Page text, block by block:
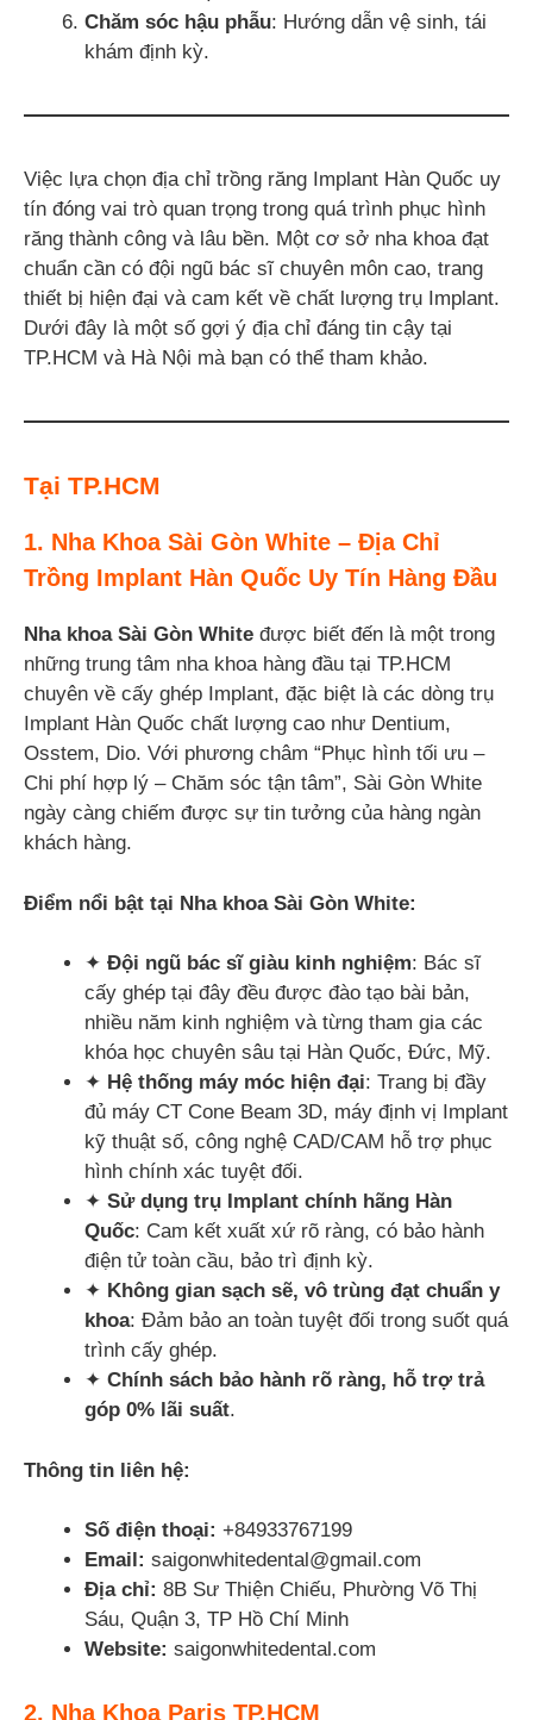
Chăm sóc hậu phẫu: Hướng dẫn vệ sinh, tái
khám định kỳ.
Việc lựa chọn địa chỉ trồng răng Implant Hàn Quốc uy
tín đóng vai trò quan trọng trong quá trình phục hình
răng thành công và lâu bền. Một cơ sở nha khoa đạt
chuẩn cần có đội ngũ bác sĩ chuyên môn cao, trang
thiết bị hiện đại và cam kết về chất lượng trụ Implant.
Dưới đây là một số gợi ý địa chỉ đáng tin cậy tại
TP.HCM và Hà Nội mà bạn có thể tham khảo.
Tại TP.HCM
1. Nha Khoa Sài Gòn White – Địa Chỉ
Trồng Implant Hàn Quốc Uy Tín Hàng Đầu
Nha khoa Sài Gòn White được biết đến là một trong
những trung tâm nha khoa hàng đầu tại TP.HCM
chuyên về cấy ghép Implant, đặc biệt là các dòng trụ
Implant Hàn Quốc chất lượng cao như Dentium,
Osstem, Dio. Với phương châm “Phục hình tối ưu –
Chi phí hợp lý – Chăm sóc tận tâm”, Sài Gòn White
ngày càng chiếm được sự tin tưởng của hàng ngàn
khách hàng.
Điểm nổi bật tại Nha khoa Sài Gòn White:
✦ Đội ngũ bác sĩ giàu kinh nghiệm: Bác sĩ
cấy ghép tại đây đều được đào tạo bài bản,
nhiều năm kinh nghiệm và từng tham gia các
khóa học chuyên sâu tại Hàn Quốc, Đức, Mỹ.
✦ Hệ thống máy móc hiện đại: Trang bị đầy
đủ máy CT Cone Beam 3D, máy định vị Implant
kỹ thuật số, công nghệ CAD/CAM hỗ trợ phục
hình chính xác tuyệt đối.
✦ Sử dụng trụ Implant chính hãng Hàn
Quốc: Cam kết xuất xứ rõ ràng, có bảo hành
điện tử toàn cầu, bảo trì định kỳ.
✦ Không gian sạch sẽ, vô trùng đạt chuẩn y
khoa: Đảm bảo an toàn tuyệt đối trong suốt quá
trình cấy ghép.
✦ Chính sách bảo hành rõ ràng, hỗ trợ trả
góp 0% lãi suất.
Thông tin liên hệ:
Số điện thoại: +84933767199
Email: saigonwhitedental@gmail.com
Địa chỉ: 8B Sư Thiện Chiếu, Phường Võ Thị
Sáu, Quận 3, TP Hồ Chí Minh
Website: saigonwhitedental.com
2. Nha Khoa Paris TP.HCM